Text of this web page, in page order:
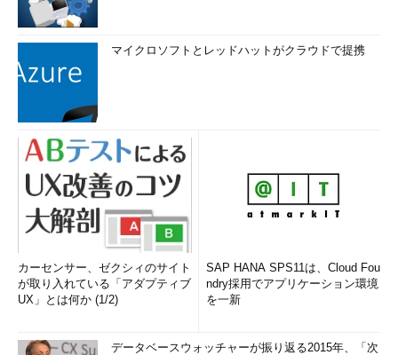
マイクロソフトとレッドハットがクラウドで提携
カーセンサー、ゼクシィのサイト
が取り入れている「アダプティブ
UX」とは何か (1/2)
SAP HANA SPS11は、Cloud Fou
ndry採用でアプリケーション環境
を一新
データベースウォッチャーが振り返る2015年、「次